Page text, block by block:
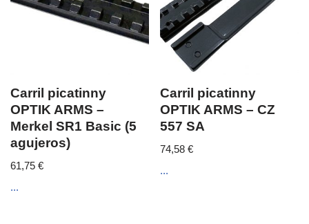
Carril picatinny
OPTIK ARMS –
Merkel SR1 Basic (5
agujeros)
61,75 €
...
Carril picatinny
OPTIK ARMS – CZ
557 SA
74,58€
...